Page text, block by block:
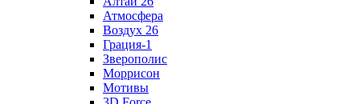
Атмосфера
Воздух 26
Грация-1
Зверополис
Моррисон
Мотивы